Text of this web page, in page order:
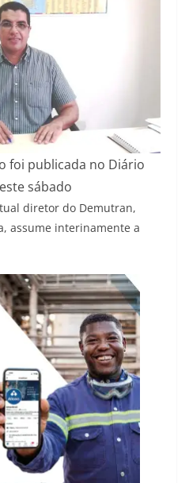
foi publicada no Diário
sábado
diretor do Demutran,
assume interinamente a